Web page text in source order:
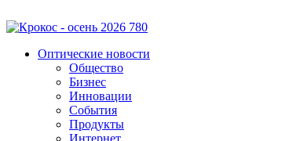
Оптические новости
Общество
Бизнес
Инновации
События
Продукты
Интернет